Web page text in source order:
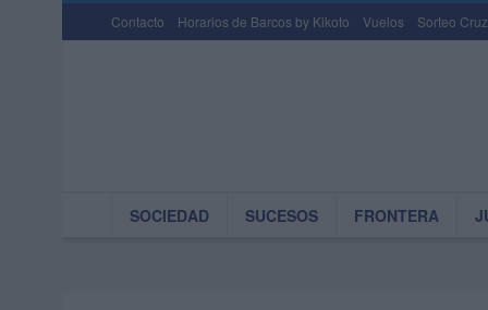
Contacto Horarios de Barcos by Kikoto Vuelos Sorteo
SOCIEDAD SUCESOS FRONTERA